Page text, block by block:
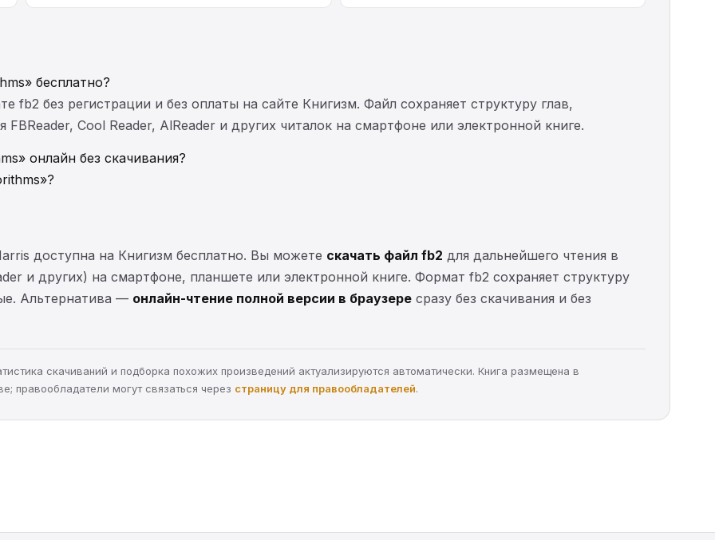
бесплатно?
fb2 без регистрации и без оплаты на сайте Книгизм. Файл сохраняет структуру глав,
Cool Reader, AlReader и других читалок на смартфоне или электронной книге.
онлайн без скачивания?
доступна на Книгизм бесплатно. Вы можете скачать файл fb2 для дальнейшего чтения в
и других) на смартфоне, планшете или электронной книге. Формат fb2 сохраняет структуру
Альтернатива — онлайн-чтение полной версии в браузере сразу без скачивания и без
скачиваний и подборка похожих произведений актуализируются автоматически. Книга размещена в
правообладатели могут связаться через страницу для правообладателей.